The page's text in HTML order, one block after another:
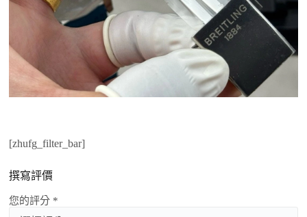
[zhufg_filter_bar]
撰寫評價
您的評分 *